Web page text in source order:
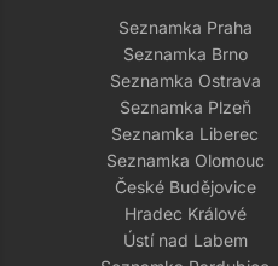
Seznamka Praha
Seznamka Brno
Seznamka Ostrava
Seznamka Plzeň
Seznamka Liberec
Seznamka Olomouc
České Budějovice
Hradec Králové
Ústí nad Labem